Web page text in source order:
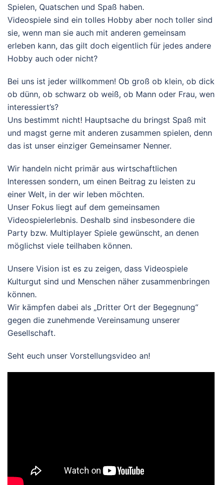
Spielen, Quatschen und Spaß haben.
Videospiele sind ein tolles Hobby aber noch toller sind
sie, wenn man sie auch mit anderen gemeinsam
erleben kann, das gilt doch eigentlich für jedes andere
Hobby auch oder nicht?
Bei uns ist jeder willkommen! Ob groß ob klein, ob dick
ob dünn, ob schwarz ob weiß, ob Mann oder Frau, wen
interessiert’s?
Uns bestimmt nicht! Hauptsache du bringst Spaß mit
und magst gerne mit anderen zusammen spielen, denn
das ist unser einziger Gemeinsamer Nenner.
Wir handeln nicht primär aus wirtschaftlichen
Interessen sondern, um einen Beitrag zu leisten zu
einer Welt, in der wir leben möchten.
Unser Fokus liegt auf dem gemeinsamen
Videospielerlebnis. Deshalb sind insbesondere die
Party bzw. Multiplayer Spiele gewünscht, an denen
möglichst viele teilhaben können.
Unsere Vision ist es zu zeigen, dass Videospiele
Kulturgut sind und Menschen näher zusammenbringen
können.
Wir kämpfen dabei als „Dritter Ort der Begegnung“
gegen die zunehmende Vereinsamung unserer
Gesellschaft.
Seht euch unser Vorstellungsvideo an!